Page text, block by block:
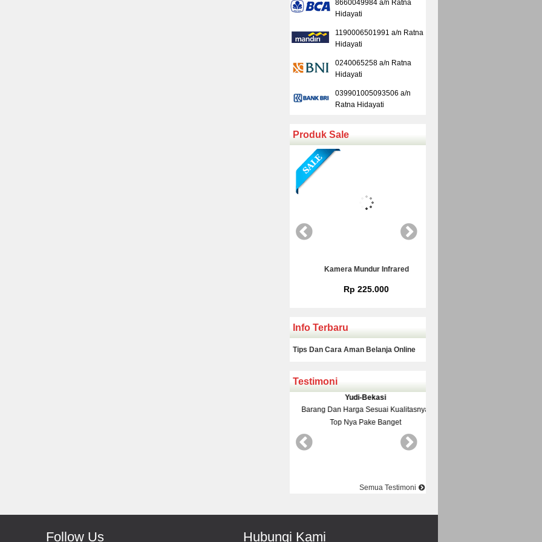
8660049984 a/n Ratna
Hidayati
1190006501991 a/n Ratna
Hidayati
0240065258 a/n Ratna
Hidayati
039901005093506 a/n
Ratna Hidayati
Produk Sale
Kamera Mundur Infrared
Rp 225.000
Info Terbaru
Tips Dan Cara Aman Belanja Online
Testimoni
Yudi-Bekasi
Barang Dan Harga Sesuai Kualitasnya
Top Nya Pake Banget
Semua Testimoni
Follow Us Hubungi Kami